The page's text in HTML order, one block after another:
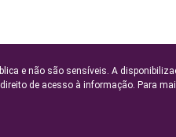
e não são sensíveis. A
de acesso à informação. Para